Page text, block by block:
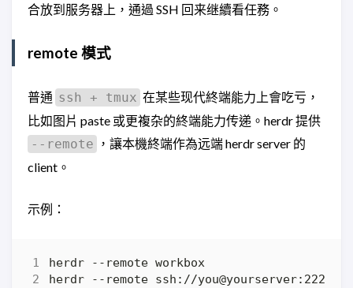
合放到服务器上，通過 SSH 回来继續看任務。
remote 模式
普通 ssh + tmux 在某些现代終端能力上會吃亏，
比如图片 paste 或更複杂的終端能力传递。herdr 提供
--remote ，讓本機終端作為远端 herdr server 的
client。
示例：